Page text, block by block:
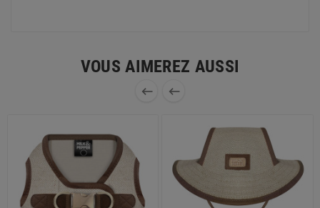
VOUS AIMEREZ AUSSI
 